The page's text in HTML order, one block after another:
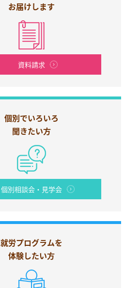
お届けします
資料請求
個別でいろいろ
聞きたい方
個別相談会・見学会
就労プログラムを
体験したい方